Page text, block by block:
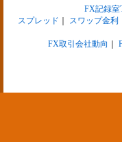
FX記録室
スプレッド
スワップ金利
FX取引会社動向